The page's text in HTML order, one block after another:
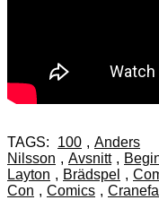
TAGS: 100 , Anders
Nilsson , Avsnitt ,
Layton , Brädspel ,
Con , Comics , Cranefall